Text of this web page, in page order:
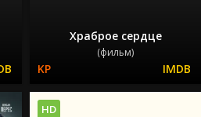
Храброе сердце
(фильм)
HD